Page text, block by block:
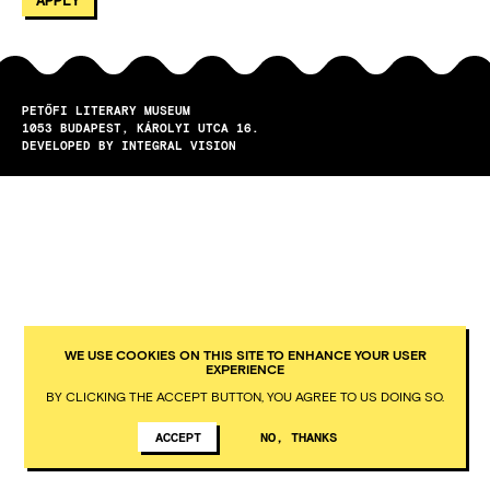
PETŐFI LITERARY MUSEUM
1053
BUDAPEST
KÁROLYI UTCA 16.
DEVELOPED BY INTEGRAL VISION
WE USE COOKIES ON THIS SITE TO ENHANCE YOUR USER
EXPERIENCE
BY CLICKING THE ACCEPT BUTTON, YOU AGREE TO US DOING SO.
ACCEPT NO, THANKS